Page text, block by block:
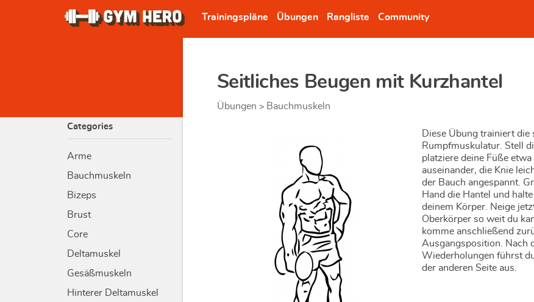
Trainingspläne Übungen Rangliste Community
Categories
Arme
Bauchmuskeln
Bizeps
Brust
Core
Deltamuskel
Gesäßmuskeln
Hinterer Deltamuskel
Seitliches Beugen mit Kurzhantel
Übungen > Bauchmuskeln
Diese Übung trainiert die
Rumpfmuskulatur. Stell
platziere deine Füße
auseinander, die Knie
der Bauch angespannt.
Hand die Hantel und
deinem Körper. Neige
Oberkörper so weit du
komme anschließend
Ausgangsposition. Nach
Wiederholungen führst
der anderen Seite aus.